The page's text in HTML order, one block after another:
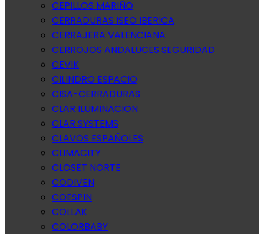
CEPILLOS MARIÑO
CERRADURAS ISEO IBERICA
CERRAJERA VALENCIANA
CERROJOS ANDALUCES SEGURIDAD
CEVIK
CILINDRO ESPACIO
CISA-CERRADURAS
CLAR ILUMINACION
CLAR SYSTEMS
CLAVOS ESPAÑOLES
CLIMACITY
CLOSET NORTE
CODIVEN
COESPIN
COLLAK
COLORBABY